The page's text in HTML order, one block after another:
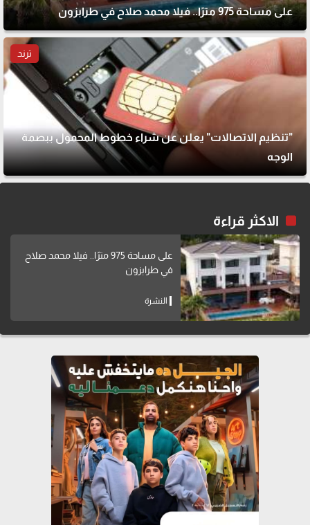
على مساحة 975 مترًا.. فيلا محمد صلاح في طرابزون
ترند
"تنظيم الاتصالات" يعلن عن شراء خطوط المحمول ببصمة
الوجه
الاكثر قراءة
على مساحة 975 مترًا.. فيلا محمد صلاح
في طرابزون
النشرة